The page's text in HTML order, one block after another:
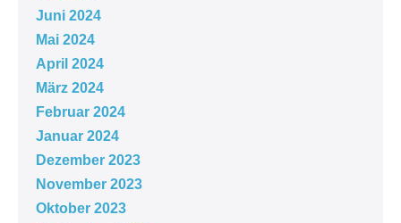
Juni 2024
Mai 2024
April 2024
März 2024
Februar 2024
Januar 2024
Dezember 2023
November 2023
Oktober 2023